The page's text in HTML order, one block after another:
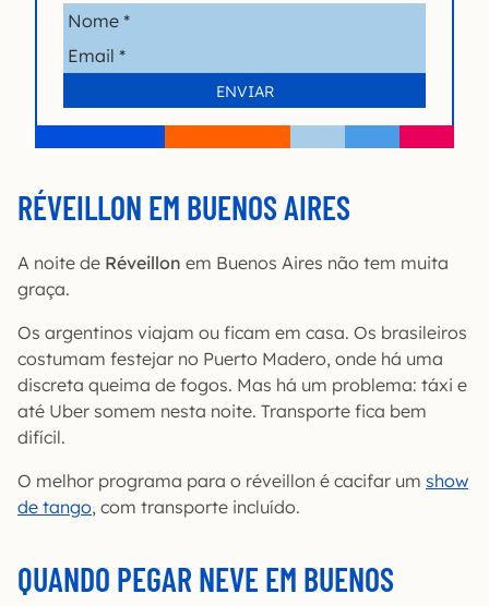
RÉVEILLON EM BUENOS AIRES
A noite de Réveillon em Buenos Aires não tem muita
graça.
Os argentinos viajam ou ficam em casa. Os brasileiros
costumam festejar no Puerto Madero, onde há uma
discreta queima de fogos. Mas há um problema: táxi e
até Uber somem nesta noite. Transporte fica bem
difícil.
O melhor programa para o réveillon é cacifar um show
de tango, com transporte incluído.
QUANDO PEGAR NEVE EM BUENOS